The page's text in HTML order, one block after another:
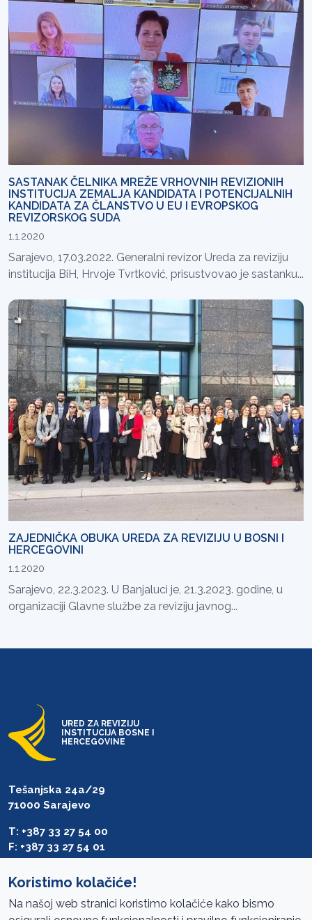
SASTANAK ČELNIKA MREŽE VRHOVNIH REVIZIONIH
INSTITUCIJA ZEMALJA KANDIDATA I POTENCIJALNIH
KANDIDATA ZA ČLANSTVO U EU I EVROPSKOG
REVIZORSKOG SUDA
1.1.2020
Sarajevo, 17.03.2022. Generalni revizor Ureda za reviziju
institucija BiH, Hrvoje Tvrtković, prisustvovao je sastanku...
ZAJEDNIČKA OBUKA UREDA ZA REVIZIJU U BOSNI I
HERCEGOVINI
1.1.2020
Sarajevo, 22.3.2023. U Banjaluci je, 21.3.2023. godine, u
organizaciji Glavne službe za reviziju javnog...
URED ZA REVIZIJU
INSTITUCIJA BOSNE I
HERCEGOVINE
Tešanjska 24a/29
71000 Sarajevo
T: +387 33 27 54 00
F: +387 33 27 54 01
Koristimo kolačiće!
Na našoj web stranici koristimo kolačiće kako bismo